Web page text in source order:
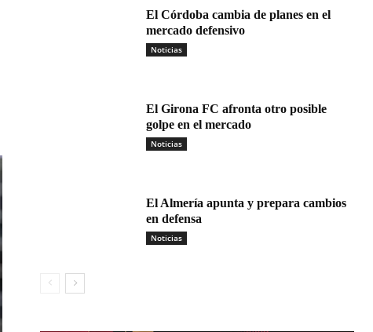
El Córdoba cambia de planes en el
mercado defensivo
Noticias
El Girona FC afronta otro posible
golpe en el mercado
Noticias
El Almería apunta y prepara cambios
en defensa
Noticias